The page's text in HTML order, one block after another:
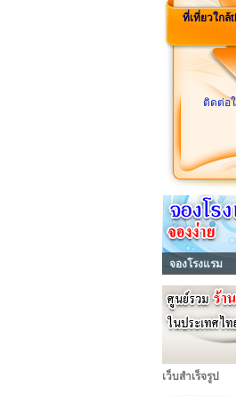
ที่เที่ยวใกล้
ติดต่อ
จองโรงแรม
เว็บสำเร็จรูป